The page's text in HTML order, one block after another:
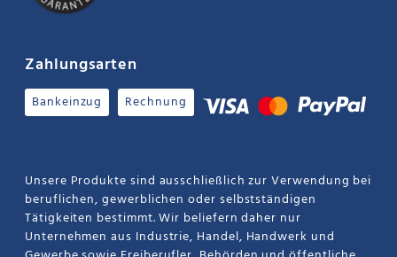
Zahlungsarten
Bankeinzug Rechnung
Unsere Produkte sind ausschließlich zur Verwendung bei
beruflichen, gewerblichen oder selbstständigen
Tätigkeiten bestimmt. Wir beliefern daher nur
Unternehmen aus Industrie, Handel, Handwerk und